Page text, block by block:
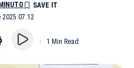
2025 07:12
1 Min Read